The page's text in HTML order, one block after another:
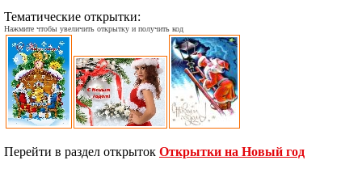
Тематические открытки:
Нажмите чтобы увеличить открытку и получить код
Перейти в раздел открыток Открытки на Новый год